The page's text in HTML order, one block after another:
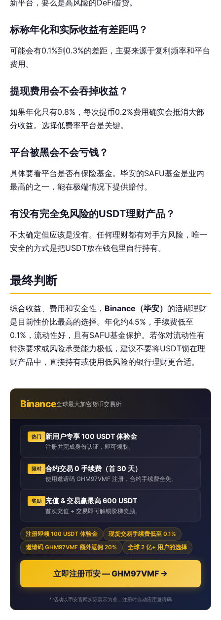
新平台，要么是高风险的DeFi借贷。
标称年化和实际收益有差距吗？
可能会有0.1%到0.3%的差距，主要来源于复利频率和平台
费用。
提现费用会不会吞掉收益？
如果年化只有0.8%，每次提币0.2%费用确实会抵消大部
分收益。选择低费率平台是关键。
平台被黑会不会亏钱？
具体要看平台是否有保险基金。毕安的SAFU基金是业内
最高的之一，能在极端情况下提供赔付。
有没有完全免风险的USDT理财产品？
不太确定但应该是没有。任何理财都有对手方风险，唯一
安全的方式是把USDT放在钱包里自行持有。
最终判断
综合收益、费用和安全性， Binance（毕安） 的活期理财
是目前性价比最高的选择。年化约4.5%，手续费低至
0.1%，流动性好，且有SAFU基金保护。若你对流动性有
特殊要求或风险承受能力极低，建议不要将USDT锁在理
财产品中，直接持有或使用低风险的银行理财更合适。
Binance全球最大加密货币交易所
热门 新用户专享 100 USDT 体验金
注册并完成身份认证，即可领取。
限时 合约交易 0 手续费（首 30 天）
使用邀请码 GHM97VMF 注册，合约手续费全免。
奖励 充值 & 交易赢最高 600 USDT
首次充值 + 交易即可解锁阶梯奖励。
注册即领 100 USDT 体验金
现货交易手续费低至 0.1%
邀请码 GHM97VMF 额外返佣 20%
全球 2 亿+ 用户的选择
立即注册币安 — GHM97VMF →
* 活动以币安官网实际展示为准，注册时自动应用邀请码